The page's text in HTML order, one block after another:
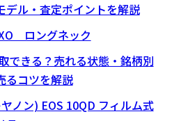
デル・査定ポイントを解説
ロングネック
できる？売れる状態・銘柄別
るコツを解説
ノン) EOS 10QD フィルム式